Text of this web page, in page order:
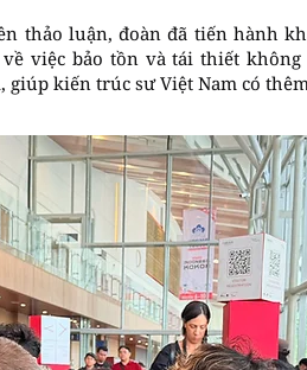
thảo luận, đoàn đã tiến hành
việc bảo tồn và tái thiết
giúp kiến trúc sư Việt Nam có